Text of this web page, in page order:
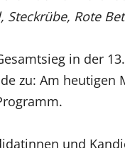
Rote
in der 13.
zu: Am heutigen
und